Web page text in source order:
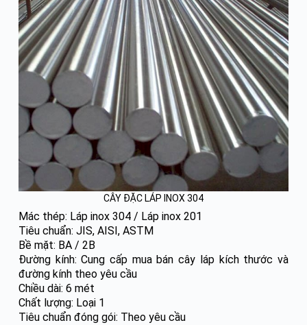
CÂY ĐẶC LÁP INOX 304
Mác thép: Láp inox 304 / Láp inox 201
Tiêu chuẩn: JIS, AISI, ASTM
Bề mặt: BA / 2B
Đường kính: Cung cấp mua bán cây láp kích thước và
đường kính theo yêu cầu
Chiều dài: 6 mét
Chất lượng: Loại 1
Tiêu chuẩn đóng gói: Theo yêu cầu